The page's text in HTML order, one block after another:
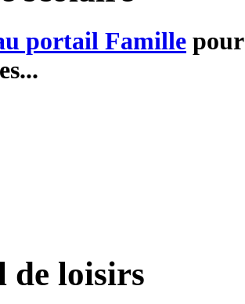
portail Famille
de loisirs